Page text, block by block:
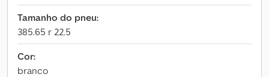
Tamanho do pneu:
385.65 r 22.5
Cor:
branco